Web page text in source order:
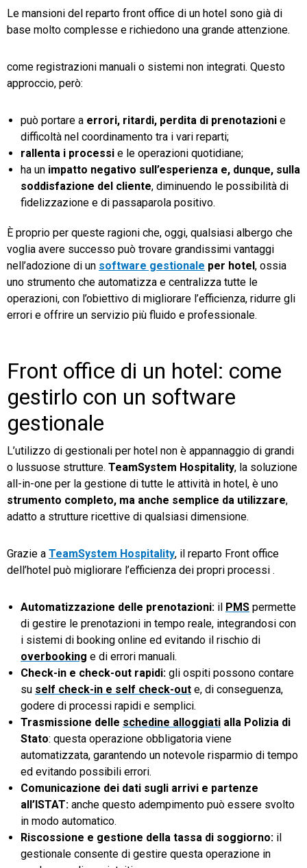
Le mansioni del reparto front office di un hotel sono già di
base molto complesse e richiedono una grande attenzione.
come registrazioni manuali o sistemi non integrati. Questo
approccio, però:
può portare a errori, ritardi, perdita di prenotazioni e
difficoltà nel coordinamento tra i vari reparti;
rallenta i processi e le operazioni quotidiane;
ha un impatto negativo sull’esperienza e, dunque, sulla
soddisfazione del cliente, diminuendo le possibilità di
fidelizzazione e di passaparola positivo.
È proprio per queste ragioni che, oggi, qualsiasi albergo che
voglia avere successo può trovare grandissimi vantaggi
nell’adozione di un software gestionale per hotel , ossia
uno strumento che automatizza e centralizza tutte le
operazioni, con l’obiettivo di migliorare l’efficienza, ridurre gli
errori e offrire un servizio più fluido e professionale.
Front office di un hotel: come
gestirlo con un software
gestionale
L’utilizzo di gestionali per hotel non è appannaggio di grandi
o lussuose strutture. TeamSystem Hospitality, la soluzione
all-in-one per la gestione di tutte le attività in hotel, è uno
strumento completo, ma anche semplice da utilizzare,
adatto a strutture ricettive di qualsiasi dimensione.
Grazie a TeamSystem Hospitality, il reparto Front office
dell’hotel può migliorare l’efficienza dei propri processi .
Automatizzazione delle prenotazioni: il PMS permette
di gestire le prenotazioni in tempo reale, integrandosi con
i sistemi di booking online ed evitando il rischio di
overbooking e di errori manuali.
Check-in e check-out rapidi: gli ospiti possono contare
su self check-in e self check-out e, di conseguenza,
godere di processi rapidi e semplici.
Trasmissione delle schedine alloggiati alla Polizia di
Stato: questa operazione obbligatoria viene
automatizzata, garantendo un notevole risparmio di tempo
ed evitando possibili errori.
Comunicazione dei dati sugli arrivi e partenze
all’ISTAT: anche questo adempimento può essere svolto
in modo automatico.
Riscossione e gestione della tassa di soggiorno: il
gestionale consente di gestire questa operazione in